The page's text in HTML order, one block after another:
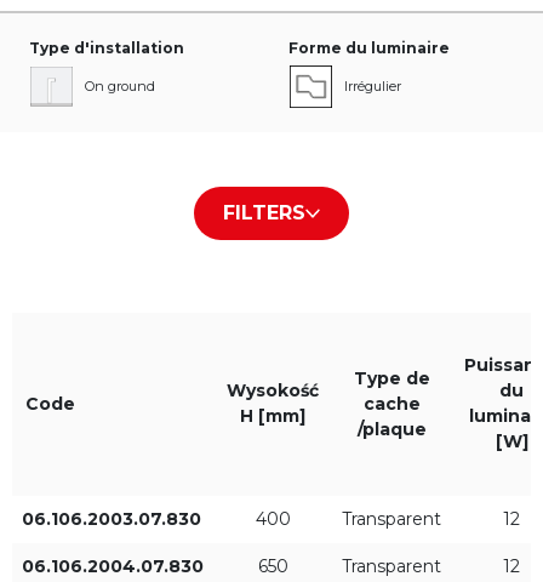
Type d'installation
On ground
Forme du luminaire
Irrégulier
Type de cache /plaque Couleur du boîtier
Anthracite RAL7016
IP54
FILTERS
Code
Wysokość
H [mm]
Type de
cache
/plaque
du
[W]
06.106.2003.07.830 400 Transparent 12
06.106.2004.07.830 650 Transparent 12